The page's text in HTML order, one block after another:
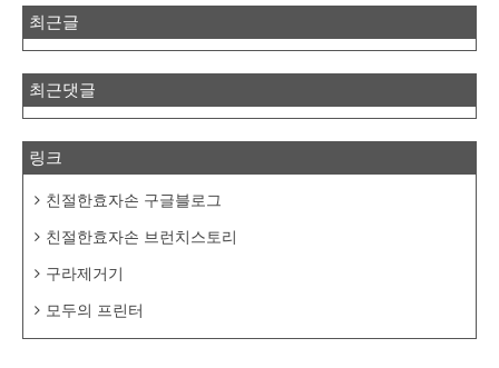
최근글
최근댓글
링크
친절한효자손 구글블로그
친절한효자손 브런치스토리
구라제거기
모두의 프린터